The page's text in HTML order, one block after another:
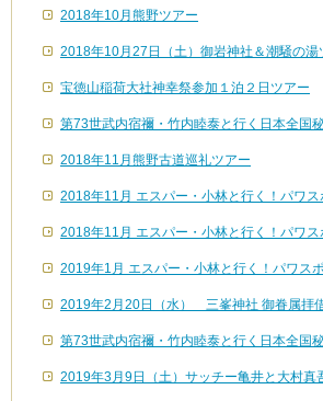
2018年10月熊野ツアー
2018年10月27日（土）御岩神社＆潮騒の湯
宝徳山稲荷大社神幸祭参加１泊２日ツアー
第73世武内宿禰・竹内睦泰と行く日本全国
2018年11月熊野古道巡礼ツアー
2018年11月 エスパー・小林と行く！パワ
2018年11月 エスパー・小林と行く！パワ
2019年1月 エスパー・小林と行く！パワス
2019年2月20日（水） 三峯神社 御眷属拝
第73世武内宿禰・竹内睦泰と行く日本全国
2019年3月9日（土）サッチー亀井と大村真